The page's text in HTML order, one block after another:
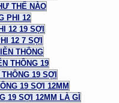
THẾ NÀO
PHI 12
12 19 SỢI
12 7 SỢI
THÔNG
THÔNG 19
19 SỢI
19 SỢI 12MM
19 SỢI 12MM LÀ GÌ